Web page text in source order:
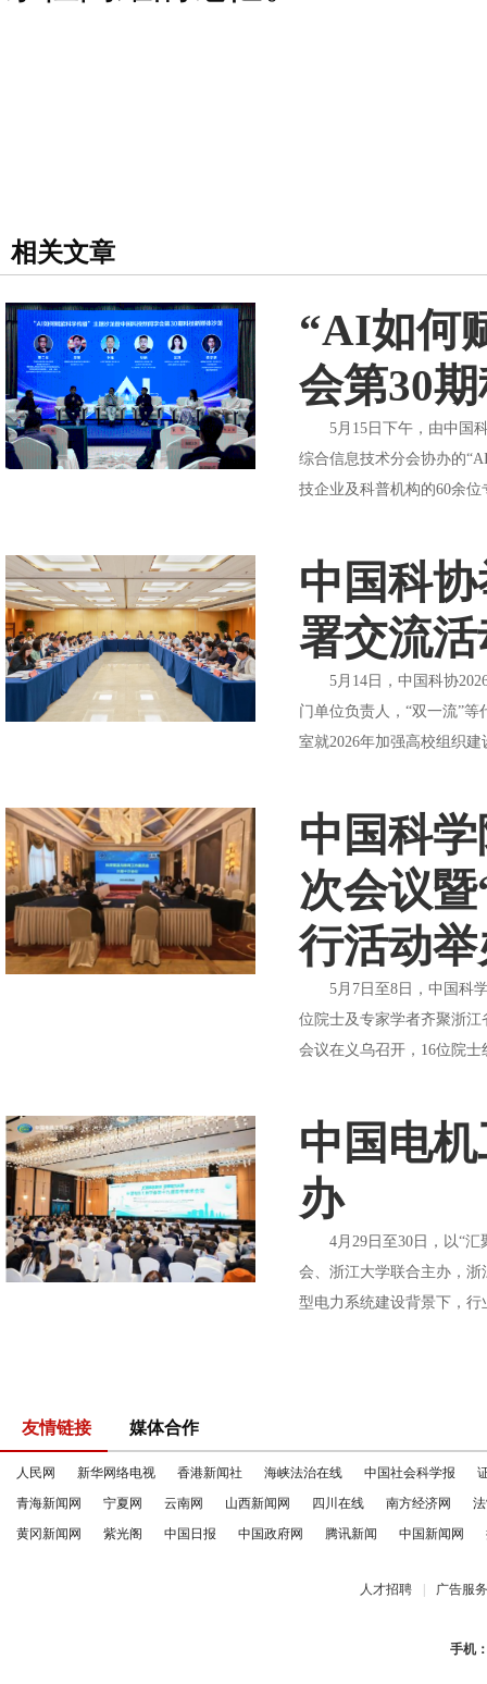
相关文章
“AI如何
会第30
5月15日下午，由中国科
综合信息技术分会协办的
技企业及科普机构的60余
中国科
署交流
5月14日，中国科协2026
门单位负责人，“双一流”
室就2026年加强高校组织
中国科
次会议
行活动
5月7日至8日，中国科学
位院士及专家学者齐聚浙
会议在义乌召开，16位院
中国电
办
4月29日至30日，以“汇
会、浙江大学联合主办，
型电力系统建设背景下，
友情链接 媒体合作
人民网 新华网络电视 香港新闻社 海峡法治在线 中国社会科学报
青海新闻网
宁夏网 云南网 山西新闻网 四川在线 南方经济网
黄冈新闻网
紫光阁 中国日报 中国政府网 腾讯新闻 中国新闻网
人才招聘 广告服务
手机